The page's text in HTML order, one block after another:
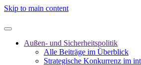
Skip to main content
Außen- und Sicherheitspolitik
Alle Beiträge im Überblick
Strategische Konkurrenz im